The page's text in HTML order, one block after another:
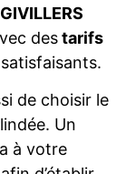
destarifs
de choisir le
Un
à votre